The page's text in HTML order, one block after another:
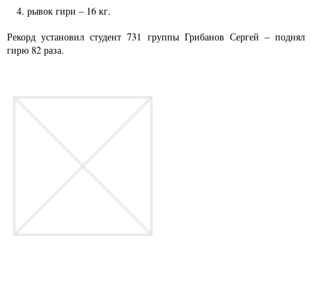
4. рывок гири – 16 кг.
Рекорд установил студент 731 группы Грибанов Сергей – поднял
гирю 82 раза.